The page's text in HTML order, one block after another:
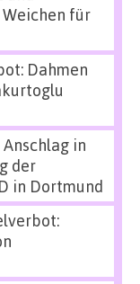
für
Dahmen
Anschlag in
der
in Dortmund